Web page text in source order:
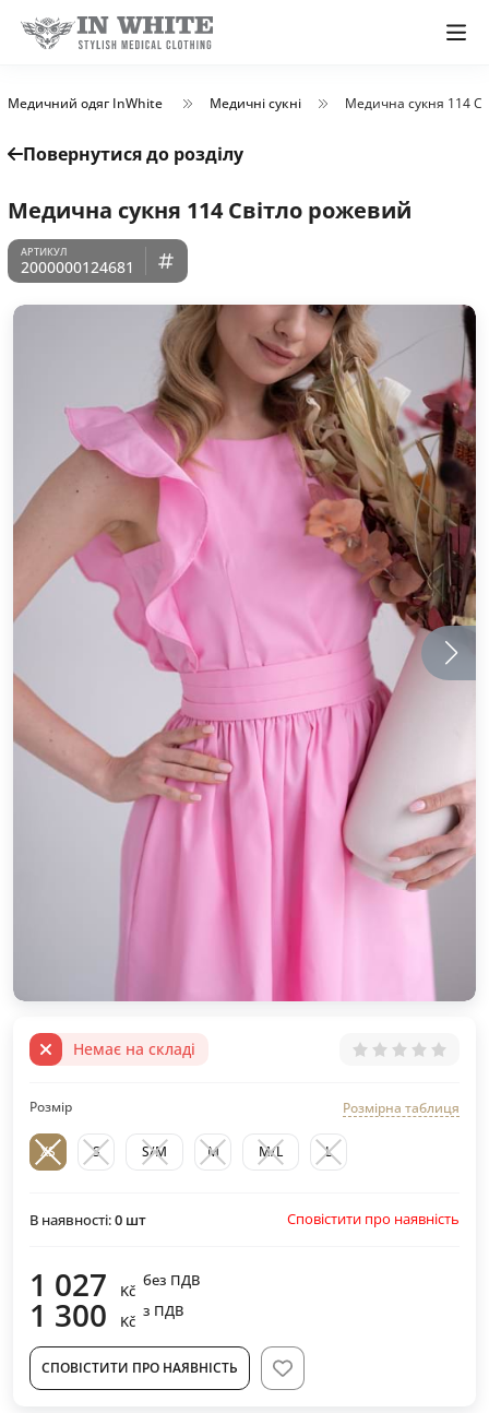
Медичний одяг InWhite Медичні сукні Медична сукня 114
Повернутися до розділу
Медична сукня 114 Світло рожевий
2000000124681
Немає на складі
Розмір Розмірна таблиця
XS S S/M M M/L L
В наявності:0 шт Сповістити про наявність
1 027 Kč
без ПДВ
1 300 Kč
з ПДВ
СПОВІСТИТИ ПРО НАЯВНІСТЬ